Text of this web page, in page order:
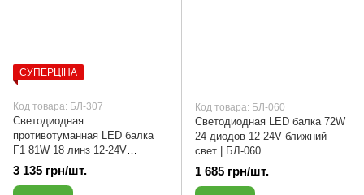
СУПЕРЦІНА
Код товара: БЛ-307
Светодиодная
противотуманная LED балка
F1 81W 18 линз 12-24V
ближний свет | БЛ-307
3 135 грн/шт.
Код товара: БЛ-060
Светодиодная LED балка 72W
24 диодов 12-24V ближний
свет | БЛ-060
1 685 грн/шт.